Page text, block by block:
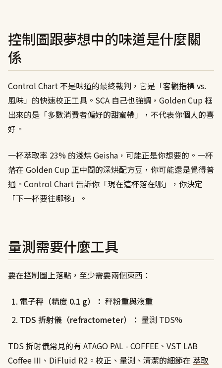
控制圖跟夢想中的味道是什麼關
係
Control Chart 不是味道的最終裁判，它是「客觀指標 vs.
風味」的快速校正工具。SCA 自己也強調，Golden Cup 框
出來的是「多數消費者偏好的甜蜜帶」，不代表你個人的喜
好。
一杯萃取率 23% 的淺烘 Geisha，可能正是你想要的。一杯
落在 Golden Cup 正中間的深烘配方豆，你可能還是覺得普
通。Control Chart 告訴你「現在這杯落在哪」，你決定
「下一杯要往哪移」。
量測需要什麼工具
要在控制圖上落點，至少需要兩個東西：
電子秤（精度 0.1 g）： 秤粉重與液重
TDS 折射儀（refractometer）： 量測 TDS%
TDS 折射儀常見的有 ATAGO PAL - COFFEE、VST LAB
Coffee III、DiFluid R2。校正、量測、清潔的細節在 萃取